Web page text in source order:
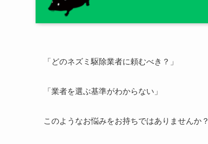
「どのネズミ駆除業者に頼むべき？」
「業者を選ぶ基準がわからない」
このようなお悩みをお持ちではありませんか？